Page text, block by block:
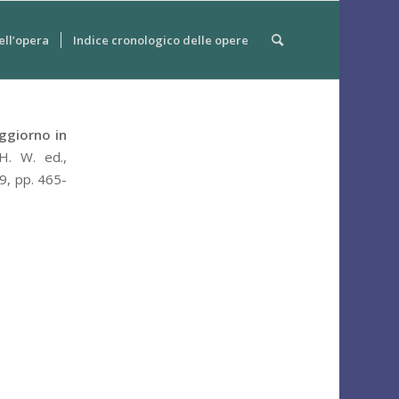
Indice cronologico delle opere
in
W. ed.,
pp. 465-